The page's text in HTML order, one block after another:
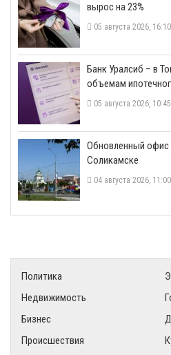
вырос на 23%
05 августа 2026, 16:10
​Банк Уралсиб – в
объемам
05 августа 2026, 10:45
​Обновленный офис
Соликамске
04 августа 2026, 11:00
Политика
Недвижимость
Бизнес
Происшествия